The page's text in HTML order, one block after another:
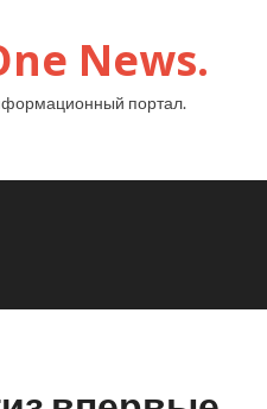
News.
портал.